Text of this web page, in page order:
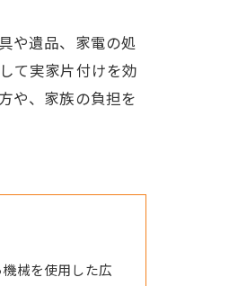
や遺品、家電の処
て実家片付けを効
や、家族の負担を
械を使用した広